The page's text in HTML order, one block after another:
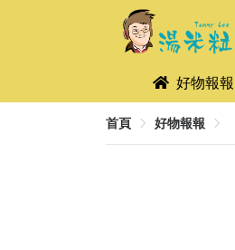
好物報報
首頁 好物報報